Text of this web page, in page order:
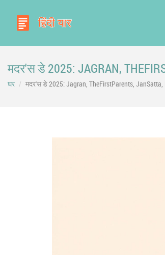
मदर'स डे 2025: JAGRAN,
घर मदर'स डे 2025: Jagran, TheFirstParents,